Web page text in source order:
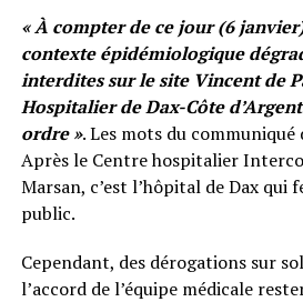
« À compter de ce jour (6
contexte épidémiologique
interdites sur le site Vincent de
Hospitalier de Dax-Côte
ordre ». Les mots du communiqué
Après le Centre hospitalier
Marsan, c’est l’hôpital de Dax qui
public.
Cependant, des dérogations sur
l’accord de l’équipe médicale